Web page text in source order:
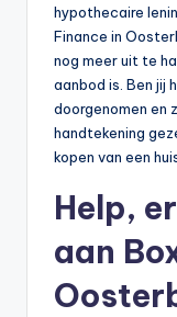
hypothecaire
Finance in
nog meer uit te
aanbod is. Ben jij
doorgenomen en
handtekening
kopen van een
Help,
aan